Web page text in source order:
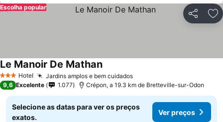
Partilhar
Escolha popular
3 EstrelasHotel Jardins amplos e bem cuidados
Le Manoir De Mathan
9,6 Excelente 1.077 Crépon, a 19.3 km de Bretteville-sur-Odon
Selecione as datas para ver os preços
exatos.
Ver preços